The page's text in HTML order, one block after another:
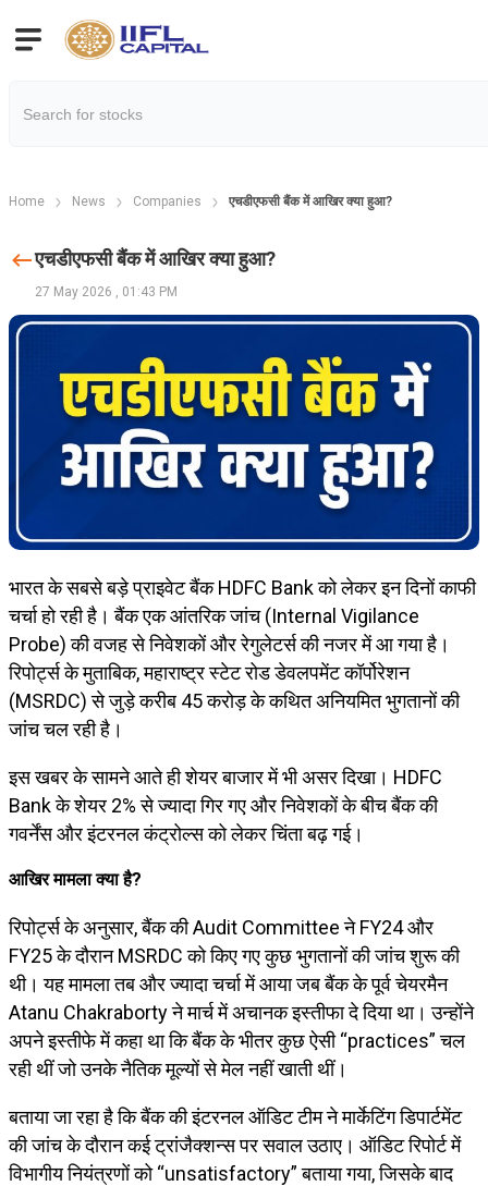
Home News Companies एचडीएफसी बैंक में आखिर क्या हुआ?
एचडीएफसी बैंक में आखिर क्या हुआ?
27 May 2026 , 01:43 PM
भारत के सबसे बड़े प्राइवेट बैंकHDFC Bankको लेकर इन दिनों काफी
चर्चा हो रही है। बैंक एक आंतरिक जांच (Internal Vigilance
Probe) की वजह से निवेशकों और रेगुलेटर्स की नजर में आ गया है।
रिपोर्ट्स के मुताबिक, महाराष्ट्र स्टेट रोड डेवलपमेंट कॉर्पोरेशन
(MSRDC) से जुड़े करीब ₹45 करोड़ के कथित अनियमित भुगतानों की
जांच चल रही है।
इस खबर के सामने आते ही शेयर बाजार में भी असर दिखा। HDFC
Bank के शेयर 2% से ज्यादा गिर गए और निवेशकों के बीच बैंक की
गवर्नेंस और इंटरनल कंट्रोल्स को लेकर चिंता बढ़ गई।
आखिर मामला क्या है?
रिपोर्ट्स के अनुसार, बैंक की Audit Committee ने FY24 और
FY25 के दौरान MSRDC को किए गए कुछ भुगतानों की जांच शुरू की
थी। यह मामला तब और ज्यादा चर्चा में आया जब बैंक के पूर्व चेयरमैन
Atanu Chakrabortyने मार्च में अचानक इस्तीफा दे दिया था। उन्होंने
अपने इस्तीफे में कहा था कि बैंक के भीतर कुछ ऐसी “practices” चल
रही थीं जो उनके नैतिक मूल्यों से मेल नहीं खाती थीं।
बताया जा रहा है कि बैंक की इंटरनल ऑडिट टीम ने मार्केटिंग डिपार्टमेंट
की जांच के दौरान कई ट्रांजैक्शन्स पर सवाल उठाए। ऑडिट रिपोर्ट में
विभागीय नियंत्रणों को “unsatisfactory” बताया गया, जिसके बाद